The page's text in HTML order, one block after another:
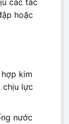
hoặc
kim
chịu lực
nước